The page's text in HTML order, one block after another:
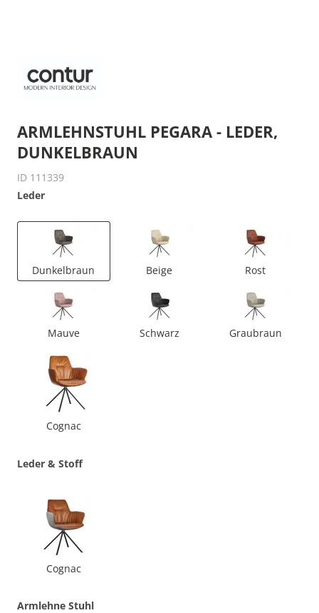
ARMLEHNSTUHL PEGARA - LEDER,
DUNKELBRAUN
ID 111339
Leder
Dunkelbraun Beige Rost
Mauve Schwarz Graubraun
Cognac
Leder & Stoff
Cognac
Armlehne Stuhl